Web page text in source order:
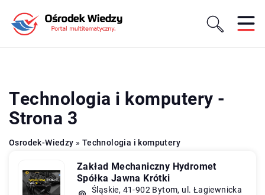
Technologia i komputery -
Strona 3
Osrodek-Wiedzy » Technologia i komputery
Zakład Mechaniczny Hydromet
Spółka Jawna Krótki
Śląskie, 41-902 Bytom, ul. Łagiewnicka